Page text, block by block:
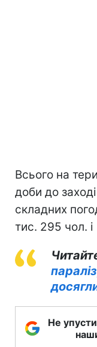
Всього на
доби до
складних
тис. 295 чол. і
Не